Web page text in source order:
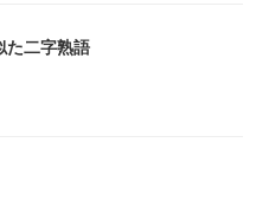
た二字熟語